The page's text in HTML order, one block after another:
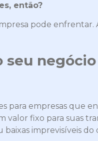
então?
pode enfrentar.
seu
para empresas que
valor fixo para suas
imprevisíveis do